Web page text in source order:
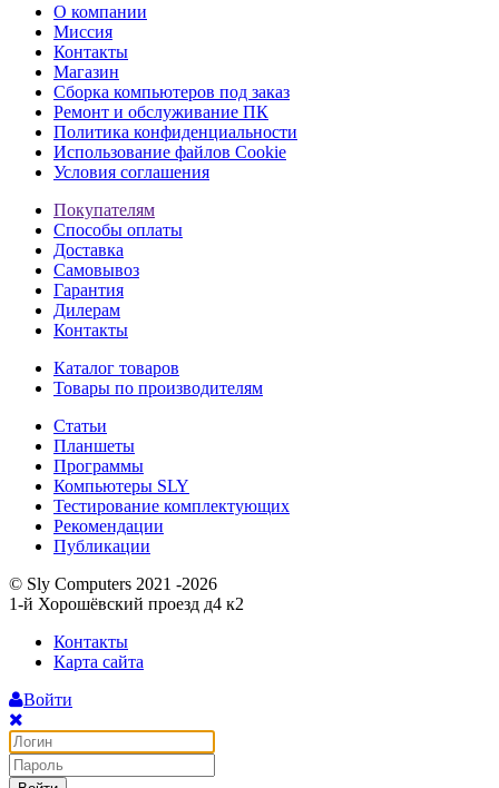
О компании
Миссия
Контакты
Магазин
Сборка компьютеров под заказ
Ремонт и обслуживание ПК
Политика конфиденциальности
Использование файлов Cookie
Условия соглашения
Покупателям
Способы оплаты
Доставка
Самовывоз
Гарантия
Дилерам
Контакты
Каталог товаров
Товары по производителям
Статьи
Планшеты
Программы
Компьютеры SLY
Тестирование комплектующих
Рекомендации
Публикации
© Sly Computers 2021 -2026
1-й Хорошёвский проезд д4 к2
Контакты
Карта сайта
Войти